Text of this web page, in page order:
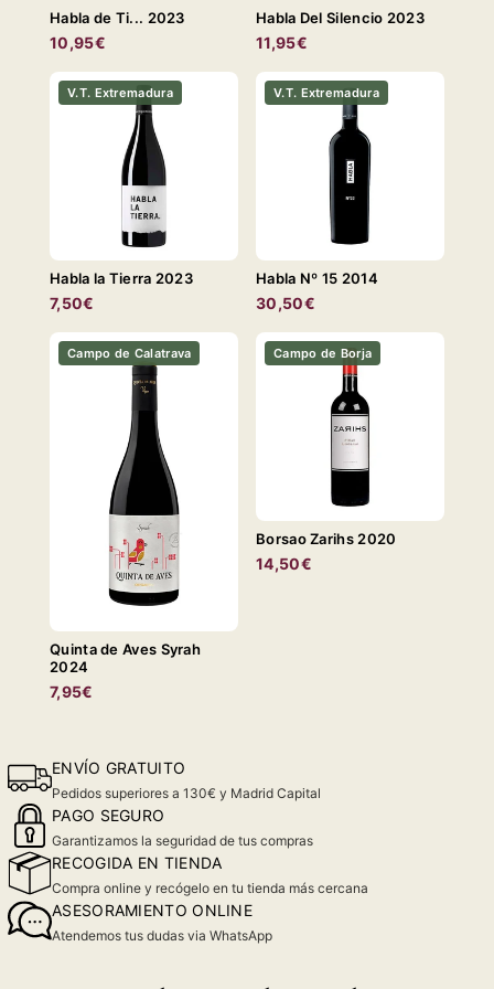
Habla de Ti... 2023
10,95€
Habla Del Silencio 2023
11,95€
V.T. Extremadura
Habla la Tierra 2023
7,50€
V.T. Extremadura
Habla Nº 15 2014
30,50€
Campo de Calatrava
Quinta de Aves Syrah
2024
7,95€
Campo de Borja
Borsao Zarihs 2020
14,50€
ENVÍO GRATUITO
Pedidos superiores a 130€ y Madrid Capital
PAGO SEGURO
Garantizamos la seguridad de tus compras
RECOGIDA EN TIENDA
Compra online y recógelo en tu tienda más cercana
ASESORAMIENTO ONLINE
Atendemos tus dudas via WhatsApp